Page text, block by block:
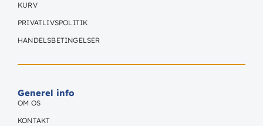
KURV
PRIVATLIVSPOLITIK
HANDELSBETINGELSER
Generel info
OM OS
KONTAKT